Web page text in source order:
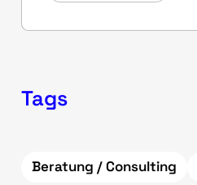
Tags
Beratung / Consulting